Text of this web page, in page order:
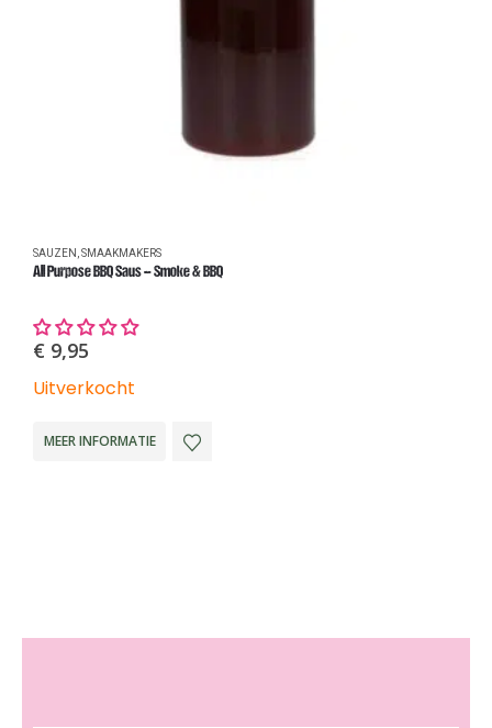
SAUZEN SMAAKMAKERS
All Purpose BBQ Saus – Smoke & BBQ
€ 9,95
Uitverkocht
MEER INFORMATIE